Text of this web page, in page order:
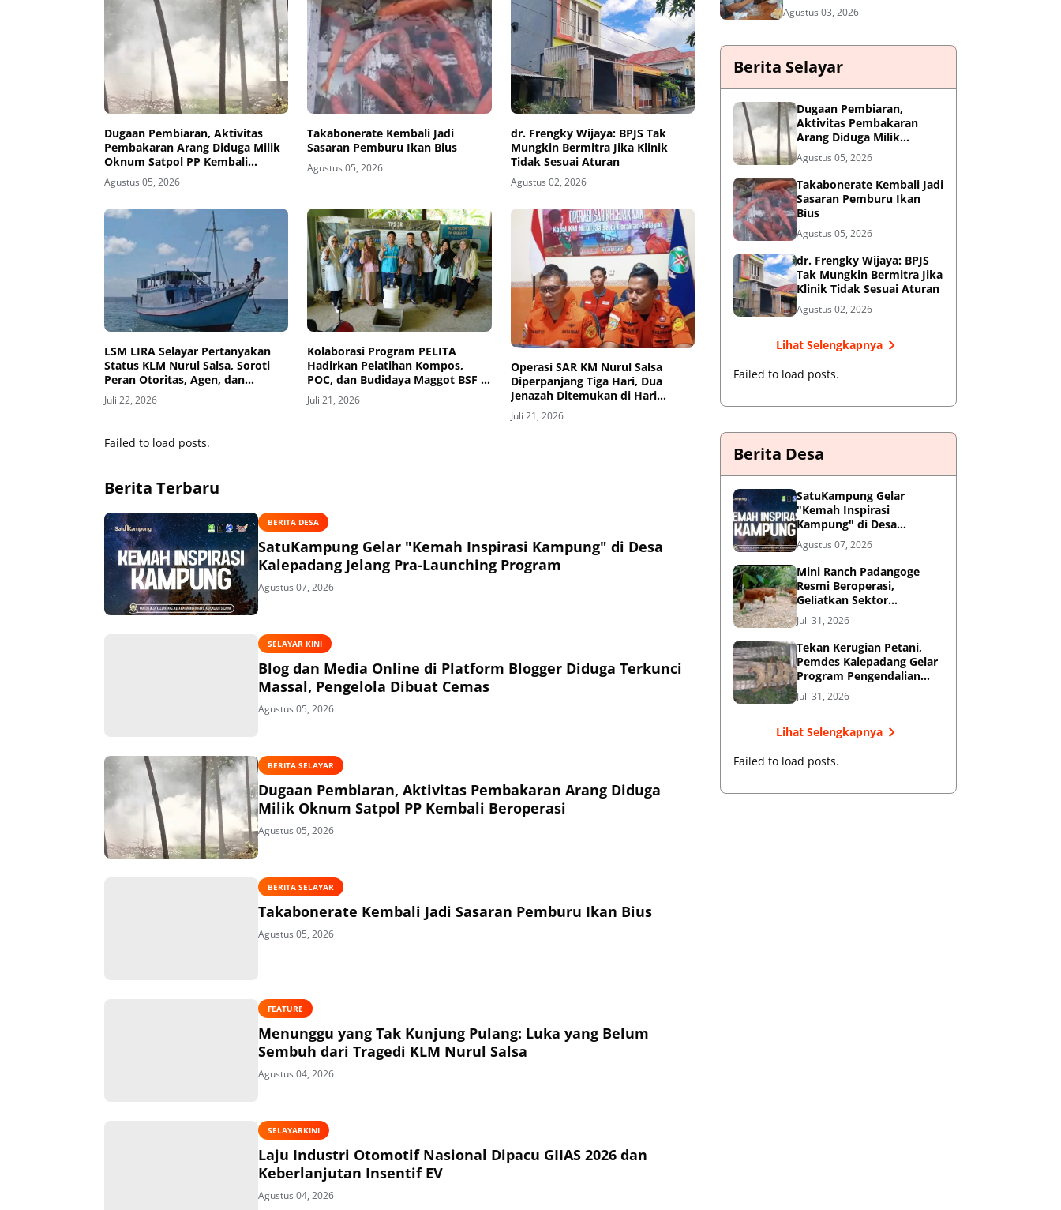
Dugaan Pembiaran, Aktivitas
Pembakaran Arang Diduga Milik
Oknum Satpol PP Kembali
Beroperasi
Agustus 05, 2026
Takabonerate Kembali Jadi
Sasaran Pemburu Ikan Bius
Agustus 05, 2026
dr. Frengky Wijaya: BPJS Tak
Mungkin Bermitra Jika Klinik
Tidak Sesuai Aturan
Agustus 02, 2026
‎LSM LIRA Selayar Pertanyakan
Status KLM Nurul Salsa, Soroti
Peran Otoritas, Agen, dan
Nakhoda
Juli 22, 2026
Kolaborasi Program PELITA
Hadirkan Pelatihan Kompos,
POC, dan Budidaya Maggot BSF di
Selayar
Juli 21, 2026
Operasi SAR KM Nurul Salsa
Diperpanjang Tiga Hari, Dua
Jenazah Ditemukan di Hari
Ketujuh
Juli 21, 2026
Failed to load posts.
Berita Terbaru
BERITA DESA
SatuKampung Gelar "Kemah Inspirasi Kampung" di Desa
Kalepadang Jelang Pra-Launching Program
Agustus 07, 2026
SELAYAR KINI
Blog dan Media Online di Platform Blogger Diduga Terkunci
Massal, Pengelola Dibuat Cemas
Agustus 05, 2026
BERITA SELAYAR
Dugaan Pembiaran, Aktivitas Pembakaran Arang Diduga
Milik Oknum Satpol PP Kembali Beroperasi
Agustus 05, 2026
BERITA SELAYAR
Takabonerate Kembali Jadi Sasaran Pemburu Ikan Bius
Agustus 05, 2026
FEATURE
Menunggu yang Tak Kunjung Pulang: Luka yang Belum
Sembuh dari Tragedi KLM Nurul Salsa
Agustus 04, 2026
SELAYARKINI
Laju Industri Otomotif Nasional Dipacu GIIAS 2026 dan
Keberlanjutan Insentif EV
Agustus 04, 2026
Agustus 03, 2026
Berita Selayar
Dugaan Pembiaran,
Aktivitas Pembakaran
Arang Diduga Milik
Oknum Satpol PP Kembali
Beroperasi
Agustus 05, 2026
Takabonerate Kembali Jadi
Sasaran Pemburu Ikan
Bius
Agustus 05, 2026
dr. Frengky Wijaya: BPJS
Tak Mungkin Bermitra Jika
Klinik Tidak Sesuai Aturan
Agustus 02, 2026
Lihat Selengkapnya
Failed to load posts.
Berita Desa
SatuKampung Gelar
"Kemah Inspirasi
Kampung" di Desa
Kalepadang Jelang Pra-
Launching Program
Agustus 07, 2026
‎Mini Ranch Padangoge
Resmi Beroperasi,
Geliatkan Sektor
Peternakan Sapi di
Kepulauan Selayar ‎
Juli 31, 2026
Tekan Kerugian Petani,
Pemdes Kalepadang Gelar
Program Pengendalian
Hama Tupai
Juli 31, 2026
Lihat Selengkapnya
Failed to load posts.